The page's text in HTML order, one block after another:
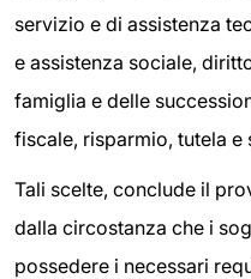
servizio e di assistenza
e assistenza sociale,
famiglia e delle
fiscale, risparmio, tutela
Tali scelte, conclude il
dalla circostanza che i
possedere i necessari